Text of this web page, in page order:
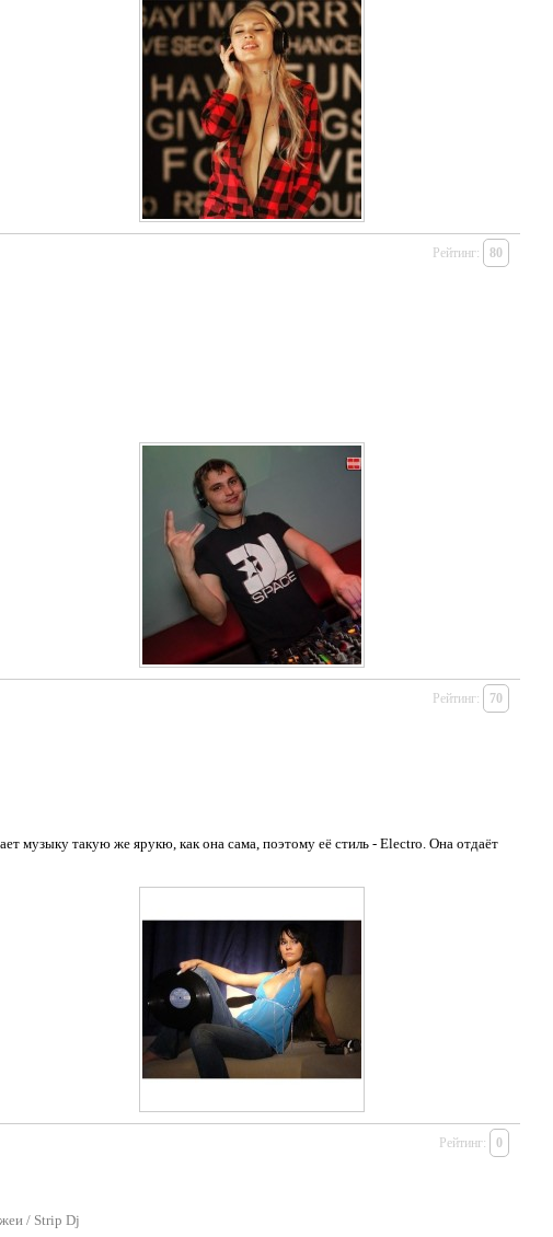
Рейтинг: 80
музыку такую же ярукю, как она сама, поэтому её стиль - Electro. Она отдаёт
Рейтинг: 70
/ Strip Dj
Рейтинг: 0